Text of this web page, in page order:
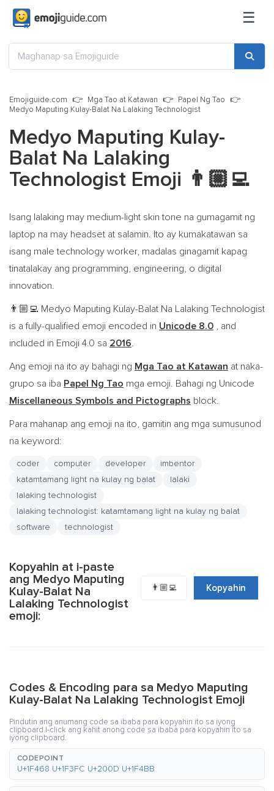
☰
Emojiguide.com Mga Tao at Katawan
Papel Ng Tao
Medyo Maputing Kulay-Balat Na Lalaking Technologist
Medyo Maputing Kulay-
Balat Na Lalaking
Technologist Emoji 👨🏼‍💻
Isang lalaking may medium-light skin tone na gumagamit ng
laptop na may headset at salamin. Ito ay kumakatawan sa
isang male technology worker, madalas ginagamit kapag
tinatalakay ang programming, engineering, o digital
innovation.
👨🏼‍💻 Medyo Maputing Kulay-Balat Na Lalaking Technologist
is a fully-qualified emoji encoded in Unicode 8.0 , and
included in Emoji 4.0 sa 2016.
Ang emoji na ito ay bahagi ng Mga Tao at Katawan at naka-
grupo sa iba Papel Ng Tao mga emoji. Bahagi ng Unicode
Miscellaneous Symbols and Pictographs block.
Para mahanap ang emoji na ito, gamitin ang mga sumusunod
na keyword:
coder computer developer
imbentor
katamtamang light na kulay ng balat
lalaki
lalaking technologist
lalaking technologist: katamtamang light na kulay ng balat
software
technologist
Kopyahin at i-paste
ang Medyo Maputing
Kulay-Balat Na
Lalaking Technologist
emoji:
👨🏼‍💻 Kopyahin
Codes & Encoding para sa Medyo Maputing
Kulay-Balat Na Lalaking Technologist Emoji
Pindutin ang anumang code sa ibaba para kopyahin ito sa iyong
clipboard.I-click ang kahit anong code sa ibaba para kopyahin ito sa
iyong clipboard.
CODEPOINT
U+1F468 U+1F3FC U+200D U+1F4BB